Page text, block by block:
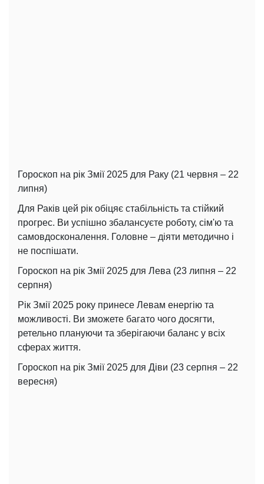
Гороскоп на рік Змії 2025 для Раку (21 червня – 22
липня)
Для Раків цей рік обіцяє стабільність та стійкий
прогрес. Ви успішно збалансуєте роботу, сім'ю та
самовдосконалення. Головне – діяти методично і
не поспішати.
Гороскоп на рік Змії 2025 для Лева (23 липня – 22
серпня)
Рік Змії 2025 року принесе Левам енергію та
можливості. Ви зможете багато чого досягти,
ретельно плануючи та зберігаючи баланс у всіх
сферах життя.
Гороскоп на рік Змії 2025 для Діви (23 серпня – 22
вересня)